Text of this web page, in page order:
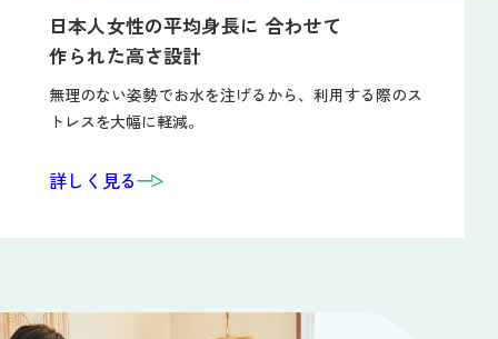
日本人女性の平均身長に 合わせて
作られた高さ設計
無理のない姿勢でお水を注げるから、利用する際のス
トレスを大幅に軽減。
詳しく見る